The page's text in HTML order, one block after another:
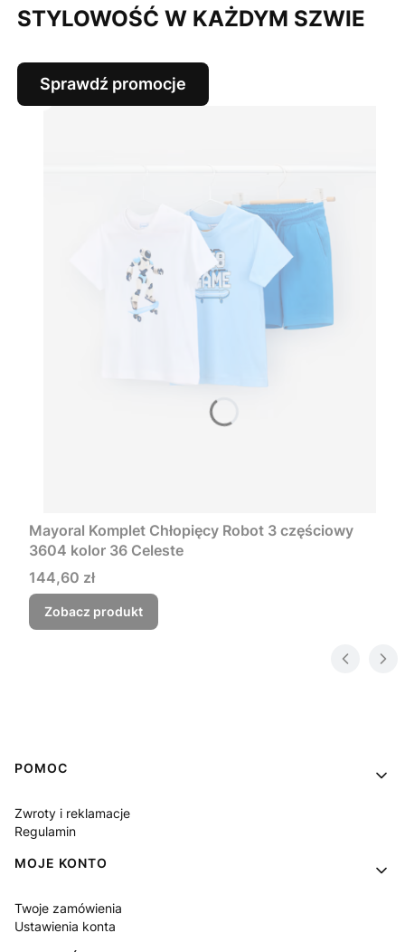
STYLOWOŚĆ W KAŻDYM SZWIE
Sprawdź promocje
Mayoral Komplet Chłopięcy Robot 3 częściowy
3604 kolor 36 Celeste
Cena
144,60 zł
Zobacz produkt
Linki w stopce
POMOC
Zwroty i reklamacje
Regulamin
MOJE KONTO
Twoje zamówienia
Ustawienia konta